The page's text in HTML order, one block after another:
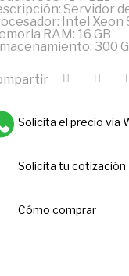
Servidor
Intel Xeon
RAM: 16 GB
300
Solicita el precio via
Solicita tu cotización
Cómo comprar